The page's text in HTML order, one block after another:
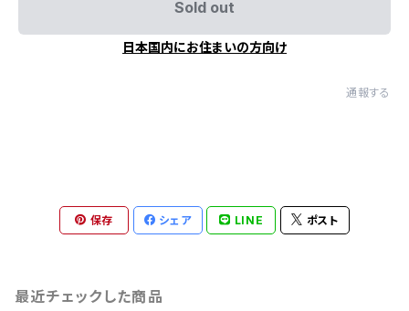
Sold out
日本国内にお住まいの方向け
通報する
保存 シェア LINE ポスト
最近チェックした商品